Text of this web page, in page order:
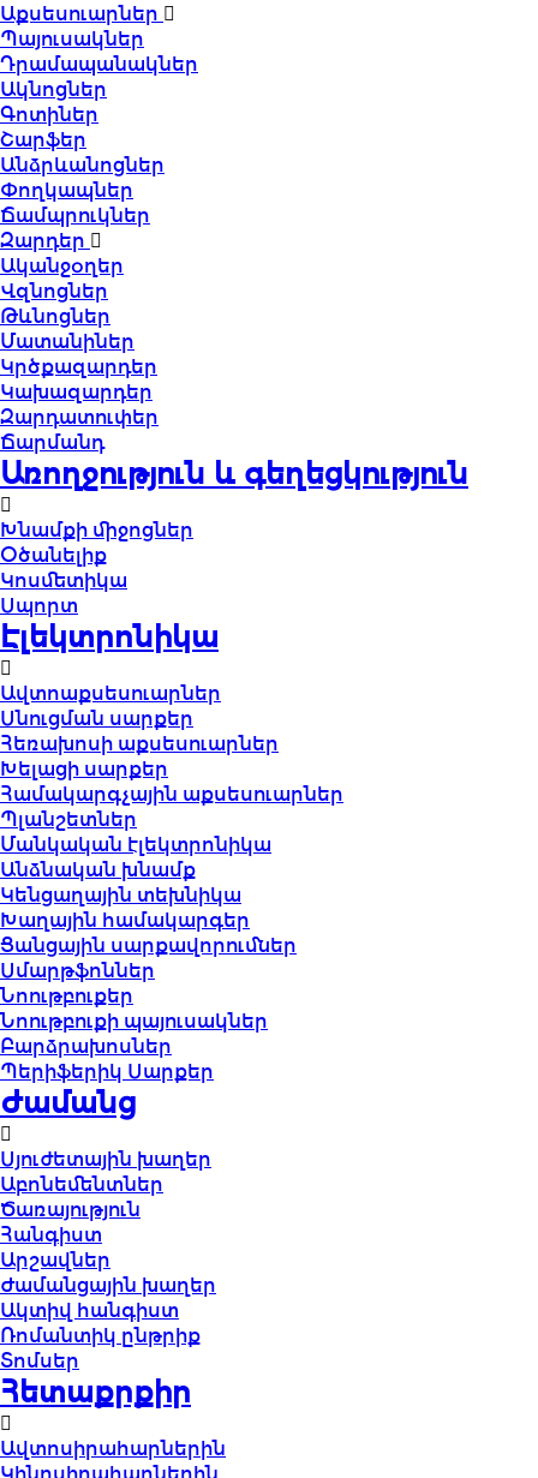
Աքսեսուարներ
Պայուսակներ
Դրամապանակներ
Ակնոցներ
Գոտիներ
Շարֆեր
Անձրևանոցներ
Փողկապներ
Ճամպրուկներ
Զարդեր
Ականջօղեր
Վզնոցներ
Թևնոցներ
Մատանիներ
Կրծքազարդեր
Կախազարդեր
Զարդատուփեր
Ճարմանդ
Առողջություն և գեղեցկություն
Խնամքի միջոցներ
Օծանելիք
Կոսմետիկա
Սպորտ
Էլեկտրոնիկա
Ավտոաքսեսուարներ
Սնուցման սարքեր
Հեռախոսի աքսեսուարներ
Խելացի սարքեր
Համակարգչային աքսեսուարներ
Պլանշետներ
Մանկական էլեկտրոնիկա
Անձնական խնամք
Կենցաղային տեխնիկա
Խաղային համակարգեր
Ցանցային սարքավորումներ
Սմարթֆոններ
Նոութբուքեր
Նոութբուքի պայուսակներ
Բարձրախոսներ
Պերիֆերիկ Սարքեր
Ժամանց
Սյուժետային խաղեր
Աբոնեմենտներ
Ծառայություն
Հանգիստ
Արշավներ
Ժամանցային խաղեր
Ակտիվ հանգիստ
Ռոմանտիկ ընթրիք
Տոմսեր
Հետաքրքիր
Ավտոսիրահարներին